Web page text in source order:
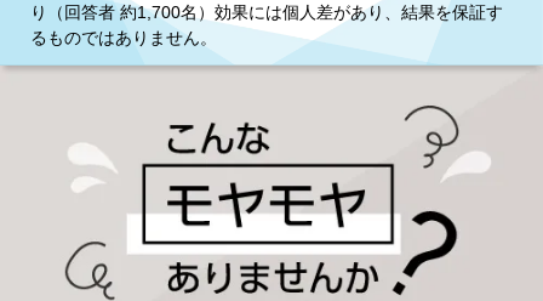
り（回答者 約1,700名）効果には個人差があり、結果を保証す
るものではありません。